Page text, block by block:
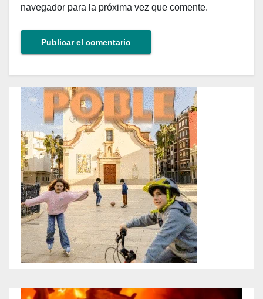
navegador para la próxima vez que comente.